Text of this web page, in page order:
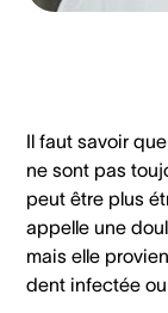
Il faut savoir
ne sont pas
peut être plus
appelle une
mais elle
dent infectée